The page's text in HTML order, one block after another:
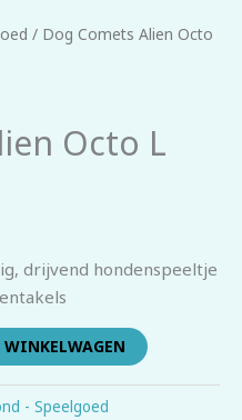
/ Dog Comets Alien Octo
Octo L
drijvend hondenspeeltje
- Speelgoed